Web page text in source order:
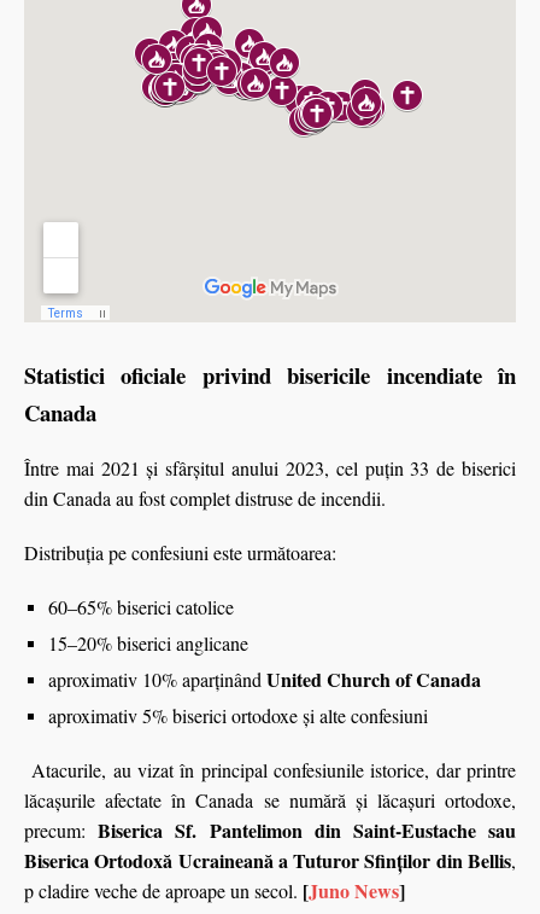
Statistici oficiale privind bisericile incendiate în
Canada
Între mai 2021 și sfârșitul anului 2023, cel puțin 33 de biserici
din Canada au fost complet distruse de incendii.
Distribuția pe confesiuni este următoarea:
60–65% biserici catolice
15–20% biserici anglicane
aproximativ 10% aparținând United Church of Canada
aproximativ 5% biserici ortodoxe și alte confesiuni
Atacurile, au vizat în principal confesiunile istorice, dar printre
lăcașurile afectate în Canada se numără și lăcașuri ortodoxe,
precum:Biserica Sf. Pantelimon din Saint-Eustache sau
Biserica Ortodoxă Ucraineană a Tuturor Sfinților din Bellis,
p cladire veche de aproape un secol. [Juno News]